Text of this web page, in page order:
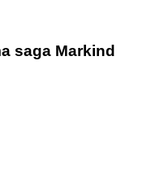
saga Markind